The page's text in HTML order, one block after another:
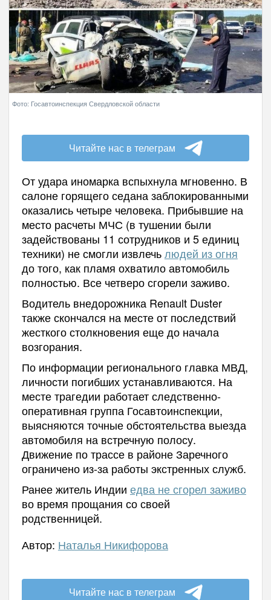
Фото: Госавтоинспекция Свердловской области
Читайте нас в телеграм
От удара иномарка вспыхнула мгновенно. В
салоне горящего седана заблокированными
оказались четыре человека. Прибывшие на
место расчеты МЧС (в тушении были
задействованы 11 сотрудников и 5 единиц
техники) не смогли извлечьлюдей из огня
до того, как пламя охватило автомобиль
полностью. Все четверо сгорели заживо.
Водитель внедорожника Renault Duster
также скончался на месте от последствий
жесткого столкновения еще до начала
возгорания.
По информации регионального главка МВД,
личности погибших устанавливаются. На
месте трагедии работает следственно-
оперативная группа Госавтоинспекции,
выясняются точные обстоятельства выезда
автомобиля на встречную полосу.
Движение по трассе в районе Заречного
ограничено из-за работы экстренных служб.
Ранее житель Индии едва не сгорел заживо
во время прощания со своей
родственницей.
Автор: Наталья Никифорова
Читайте нас в телеграм